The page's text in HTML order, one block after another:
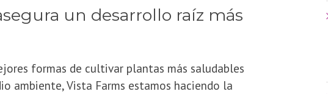
un desarrollo raíz más
formas de cultivar plantas más saludables
ambiente, Vista Farms estamos haciendo la